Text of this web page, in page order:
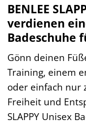
BENLEE
verdienen
Badeschuhe
Gönn deinen
Training, einem
oder einfach nur
Freiheit und
SLAPPY Unisex